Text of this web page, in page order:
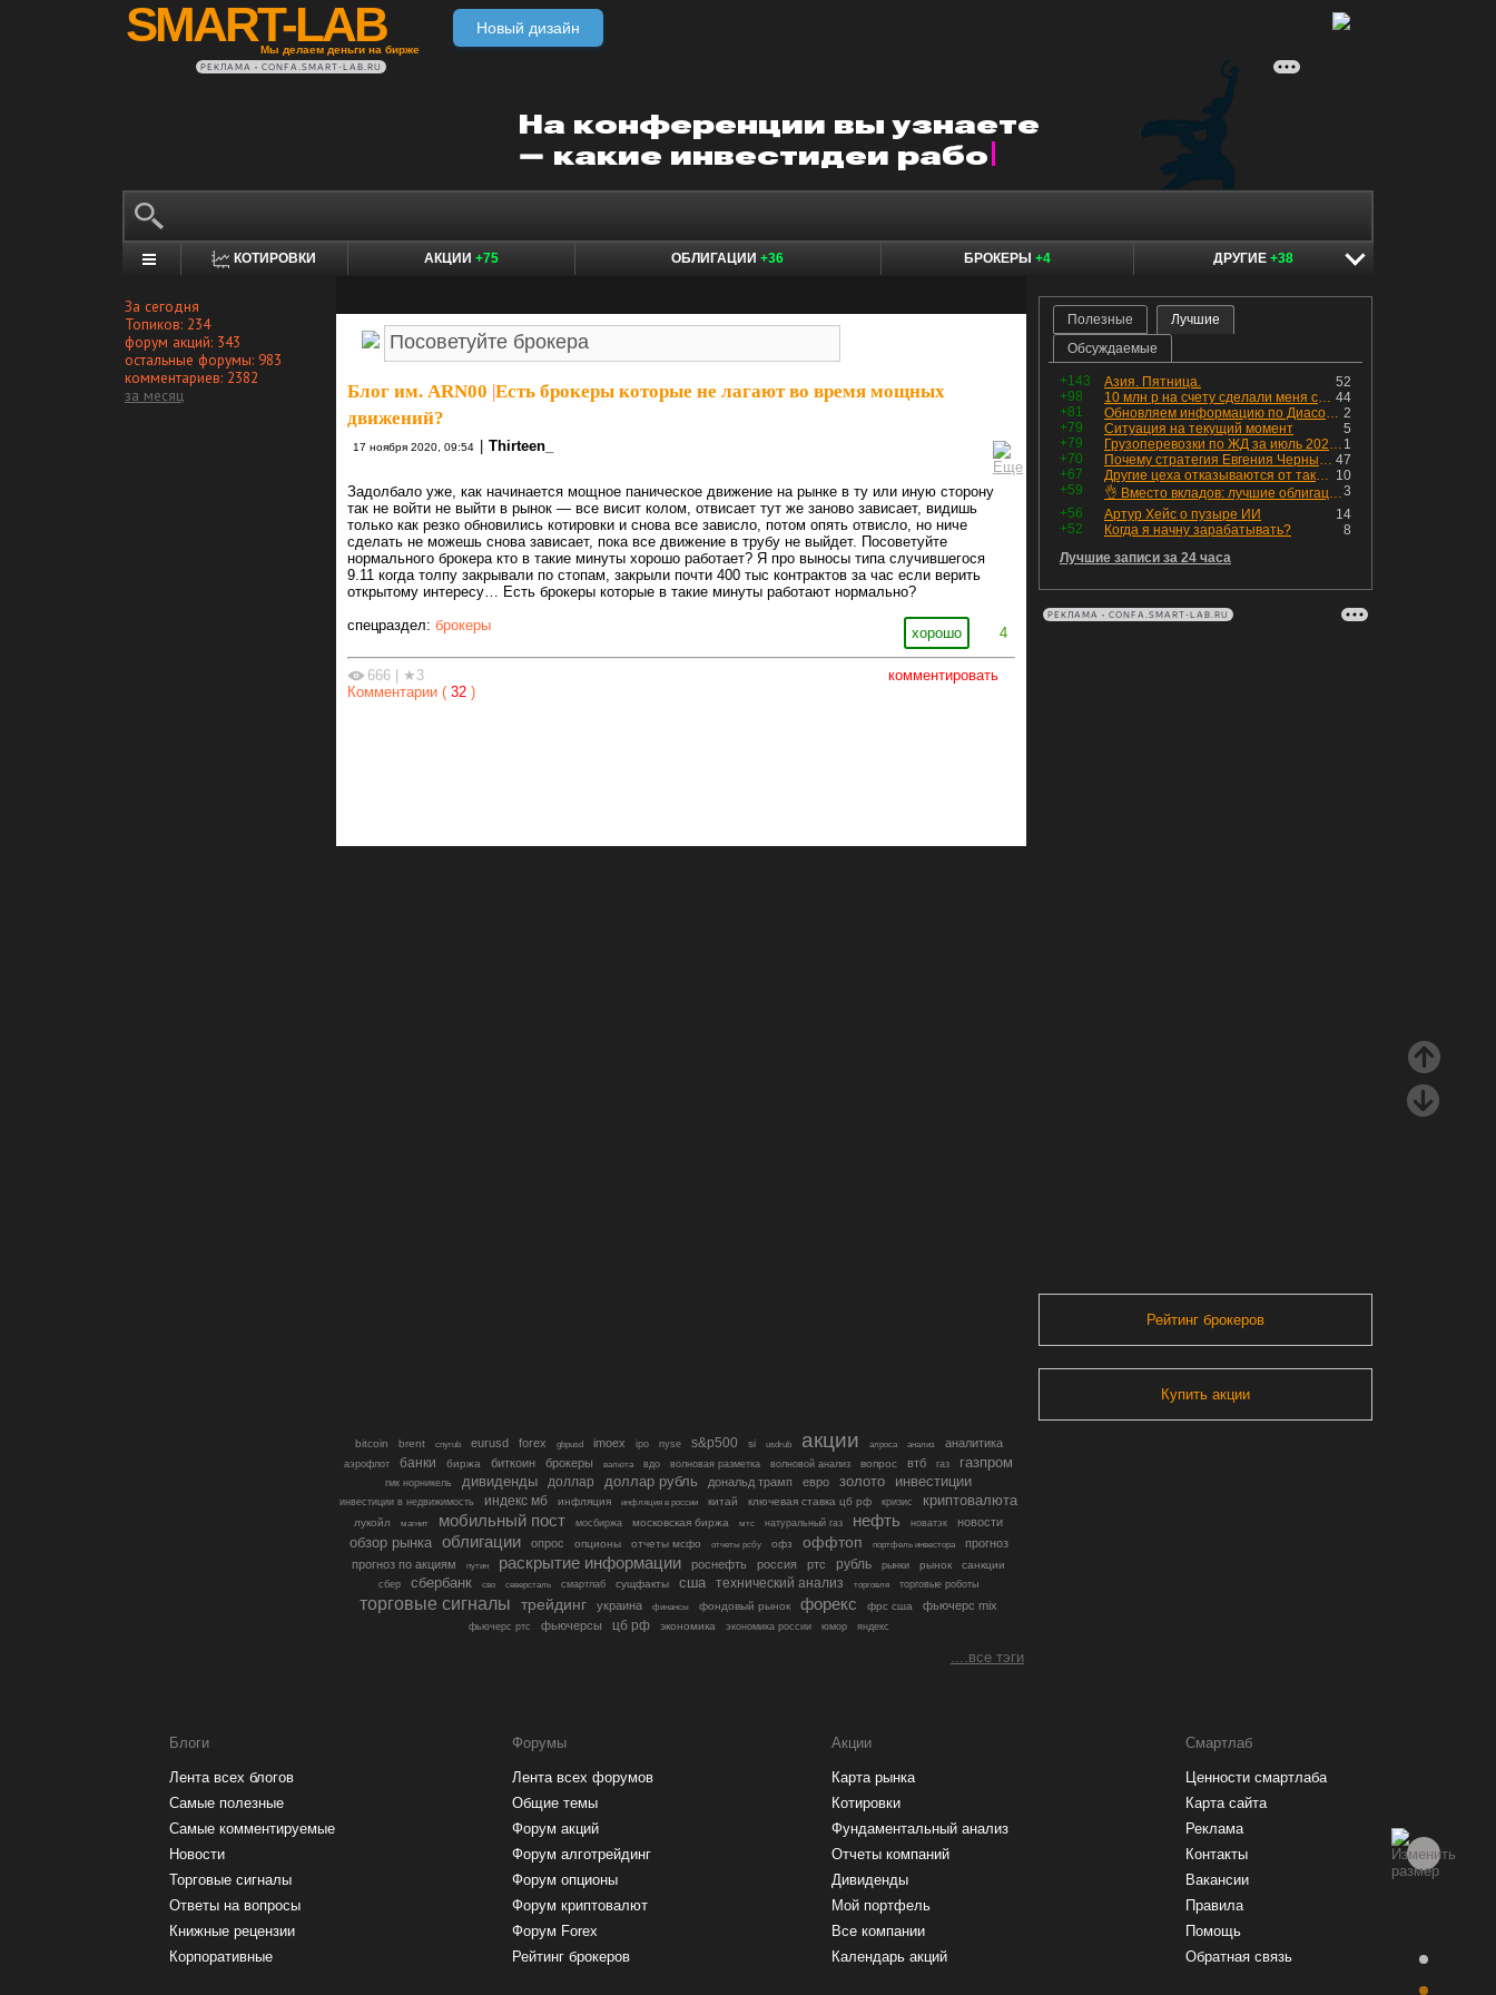
SMART-LAB
Мы делаем деньги на бирже
Новый дизайн
РЕКЛАМА • CONFA.SMART-LAB.RU
КОТИРОВКИ АКЦИИ +75 ОБЛИГАЦИИ +36 БРОКЕРЫ +4 ДРУГИЕ +38
За сегодня
Топиков: 234
форум акций: 343
остальные форумы: 983
комментариев: 2382
за месяц
Блог им. ARN00 Есть брокеры которые не лагают во время мощных
движений?
17 ноября 2020, 09:54 Thirteen_
Задолбало уже, как начинается мощное паническое движение на рынке в ту или иную сторону
так не войти не выйти в рынок — все висит колом, отвисает тут же заново зависает, видишь
только как резко обновились котировки и снова все зависло, потом опять отвисло, но ниче
сделать не можешь снова зависает, пока все движение в трубу не выйдет. Посоветуйте
нормального брокера кто в такие минуты хорошо работает? Я про выносы типа случившегося
9.11 когда толпу закрывали по стопам, закрыли почти 400 тыс контрактов за час если верить
открытому интересу… Есть брокеры которые в такие минуты работают нормально?
хорошо 4
спецраздел: брокеры
комментировать
666 | ★3
Комментарии ( 32 )
Полезные
Лучшие
Обсуждаемые
+143 52
Азия. Пятница.
+98
44
10 млн р на счету сделали меня счастливым? Ожидание vs Реальность!
+81
2
Обновляем информацию по Диасофту: дивиденды и выкуп
+79
5
Ситуация на текущий момент
+79
1
Грузоперевозки по ЖД за июль 2026 г. — четвёртый месяц подряд роста, чёрные металлы на уровне прошлого года, а каменный уголь в плюсе.
+70
47
Почему стратегия Евгения Черных приведет вас к убыткам в 2026 году
+67
10
Другие цеха отказываются от таких деталей — а мы построили на них производство с оборотом 70 млн
+59
3
👌 Вместо вкладов: лучшие облигации — только супер надёжные
+56
14
Артур Хейс о пузыре ИИ
+52
8
Когда я начну зарабатывать?
Лучшие записи за 24 часа
РЕКЛАМА • CONFA.SMART-LAB.RU
Рейтинг брокеров
Купить акции
bitcoin brent cnyrub eurusd forex gbpusd imoex ipo nyse s&p500 si usdrub акции алроса анализ аналитика
аэрофлот банки биржа биткоин брокеры валюта вдо волновая разметка волновой анализ вопрос втб газ газпром
гмк норникель дивиденды доллар доллар рубль дональд трамп евро золото инвестиции
инвестиции в недвижимость индекс мб инфляция инфляция в россии китай ключевая ставка цб рф кризис криптовалюта
лукойл магнит мобильный пост мосбиржа московская биржа мтс натуральный газ нефть новатэк новости
обзор рынка облигации опрос опционы отчеты мсфо отчеты рсбу офз оффтоп портфель инвестора
прогноз
прогноз по акциям
путин раскрытие информации роснефть россия ртс рубль рынки рынок санкции
сбер сбербанк сво северсталь смартлаб сущфакты сша технический анализ торговля торговые роботы
торговые сигналы трейдинг украина финансы фондовый рынок форекс фрс сша фьючерс mix
фьючерс ртс фьючерсы цб рф экономика экономика россии юмор яндекс
....все тэги
Блоги
Лента всех блогов
Самые полезные
Самые комментируемые
Новости
Торговые сигналы
Ответы на вопросы
Книжные рецензии
Корпоративные
Форумы
Лента всех форумов
Общие темы
Форум акций
Форум алготрейдинг
Форум опционы
Форум криптовалют
Форум Forex
Рейтинг брокеров
Акции
Карта рынка
Котировки
Фундаментальный анализ
Отчеты компаний
Дивиденды
Мой портфель
Все компании
Календарь акций
Смартлаб
Ценности смартлаба
Карта сайта
Реклама
Контакты
Вакансии
Правила
Помощь
Обратная связь